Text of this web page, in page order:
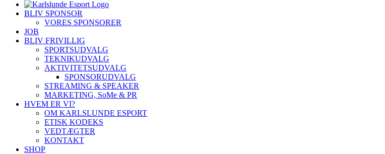
BLIV SPONSOR
VORES SPONSORER
JOB
BLIV FRIVILLIG
SPORTSUDVALG
TEKNIKUDVALG
AKTIVITETSUDVALG
SPONSORUDVALG
STREAMING & SPEAKER
MARKETING, SoMe & PR
HVEM ER VI?
OM KARLSLUNDE ESPORT
ETISK KODEKS
VEDTÆGTER
KONTAKT
SHOP